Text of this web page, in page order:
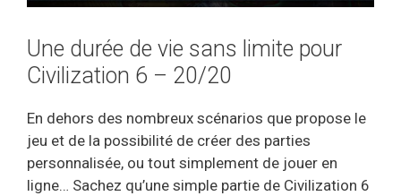
Une durée de vie sans limite pour
Civilization 6 – 20/20
En dehors des nombreux scénarios que propose le
jeu et de la possibilité de créer des parties
personnalisée, ou tout simplement de jouer en
ligne… Sachez qu’une simple partie de Civilization 6